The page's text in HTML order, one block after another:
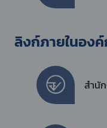
ลิงก์ภายในอง
สำนั